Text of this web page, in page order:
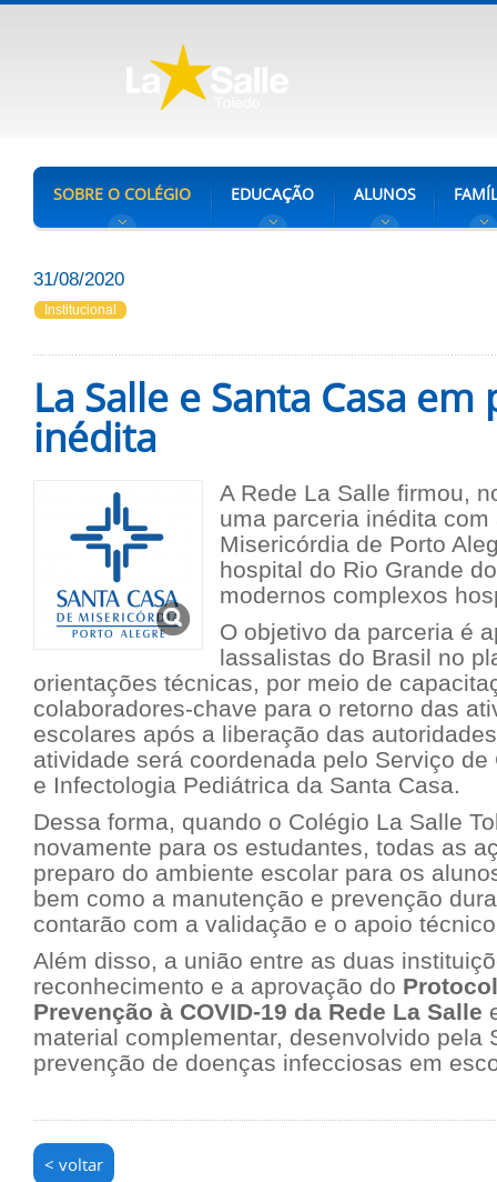
SOBRE O COLÉGIO EDUCAÇÃO ALUNOS
31/08/2020
Institucional
La Salle e Santa Casa em
inédita
A Rede La Salle firmou,
uma parceria inédita
Misericórdia de Porto
hospital do Rio Grande
modernos complexos
O objetivo da parceria é
lassalistas do Brasil no
orientações técnicas, por meio de
colaboradores-chave para o retorno das
escolares após a liberação das
atividade será coordenada pelo Serviço
e Infectologia Pediátrica da Santa Casa.
Dessa forma, quando o Colégio La Salle
novamente para os estudantes, todas as
preparo do ambiente escolar para os
bem como a manutenção e prevenção
contarão com a validação e o apoio
Além disso, a união entre as duas
reconhecimento e a aprovação do
Prevenção à COVID-19 da Rede La Salle
material complementar, desenvolvido pela
prevenção de doenças infecciosas em
< voltar